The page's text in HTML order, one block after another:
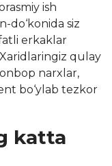
ish
do‘konida siz
erkaklar
qulay
narxlar,
bo‘ylab tezkor
katta